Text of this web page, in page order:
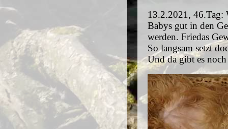
13.2.2021, 46.Tag:
Babys gut in den
werden. Friedas
So langsam setzt
Und da gibt es